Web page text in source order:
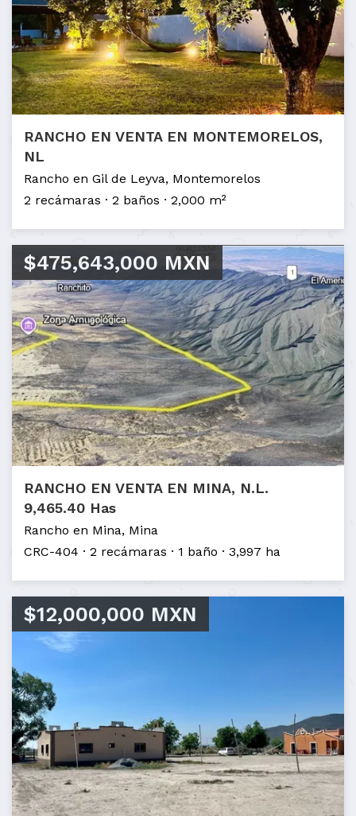
RANCHO EN VENTA EN MONTEMORELOS,
NL
Rancho en Gil de Leyva, Montemorelos
2 recámaras
2 baños 2,000 m²
$475,643,000 MXN
RANCHO EN VENTA EN MINA, N.L.
9,465.40 Has
Rancho en Mina, Mina
CRC-404
2 recámaras 1 baño 3,997 ha
$12,000,000 MXN